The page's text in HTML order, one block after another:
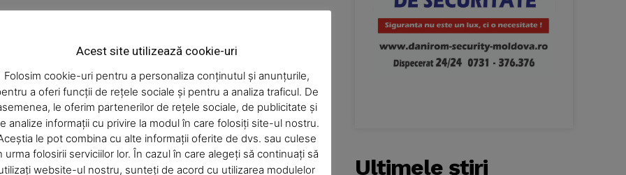
Company
About
Contact us
Subscription Plans
care a ieşit cu maşina în faţa ambulanţei. El se află în
la Târgu Mureş. Bărbatul a fost diagnosticat cu
şi fractură de bazin“.
cervicală şi traumatism toracic iar şoferul
cervicală. Ambii au fost externaţi după acordarea
infracţiunilor de ucidere şi vătămare corporală din
Ultimele ştiri
Acest site utilizează cookie-uri
Folosim cookie-uri pentru a personaliza conținutul și anunțurile,
a oferi funcții de rețele sociale și pentru a analiza traficul. De
le oferim partenerilor de rețele sociale, de publicitate și
analize informații cu privire la modul în care folosiți site-ul nostru.
le pot combina cu alte informații oferite de dvs. sau culese
urma folosirii serviciilor lor. În cazul în care alegeți să continuați să
website-ul nostru, sunteți de acord cu utilizarea modulelor